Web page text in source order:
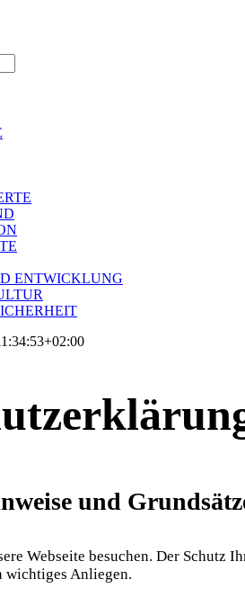
ENTWICKLUNG
und
Webseite besuchen. Der Schutz
wichtiges Anliegen.